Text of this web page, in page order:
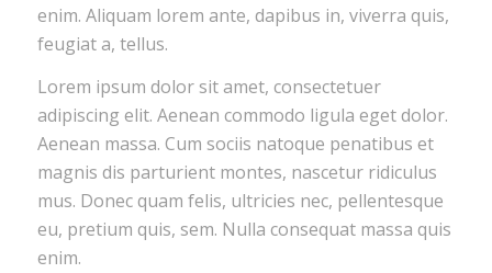
enim. Aliquam lorem ante, dapibus in, viverra quis,
feugiat a, tellus.
Lorem ipsum dolor sit amet, consectetuer
adipiscing elit. Aenean commodo ligula eget dolor.
Aenean massa. Cum sociis natoque penatibus et
magnis dis parturient montes, nascetur ridiculus
mus. Donec quam felis, ultricies nec, pellentesque
eu, pretium quis, sem. Nulla consequat massa quis
enim.